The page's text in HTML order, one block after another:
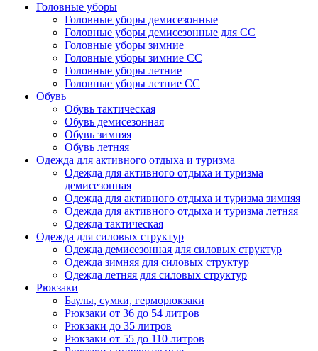
Головные уборы
Головные уборы демисезонные
Головные уборы демисезонные для СС
Головные уборы зимние
Головные уборы зимние СС
Головные уборы летние
Головные уборы летние СС
Обувь
Обувь тактическая
Обувь демисезонная
Обувь зимняя
Обувь летняя
Одежда для активного отдыха и туризма
Одежда для активного отдыха и туризма
демисезонная
Одежда для активного отдыха и туризма зимняя
Одежда для активного отдыха и туризма летняя
Одежда тактическая
Одежда для силовых структур
Одежда демисезонная для силовых структур
Одежда зимняя для силовых структур
Одежда летняя для силовых структур
Рюкзаки
Баулы, сумки, герморюкзаки
Рюкзаки от 36 до 54 литров
Рюкзаки до 35 литров
Рюкзаки от 55 до 110 литров